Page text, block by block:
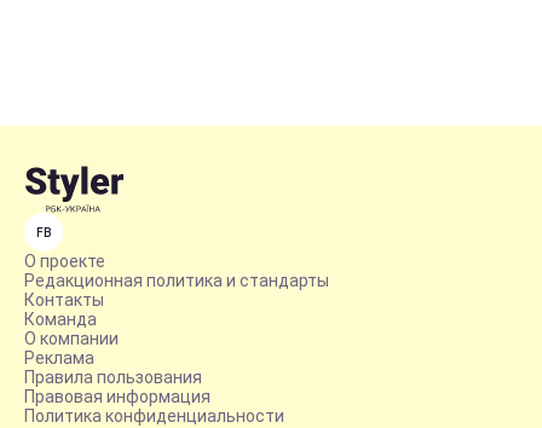
FB
О проекте
Редакционная политика и стандарты
Контакты
Команда
О компании
Реклама
Правила пользования
Правовая информация
Политика конфиденциальности